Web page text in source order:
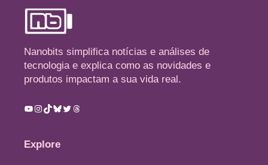
Nanobits simplifica notícias e análises de
tecnologia e explica como as novidades e
produtos impactam a sua vida real.
Youtube
Instagram
TikTok
Bluesky
TwitterThreads
Explore